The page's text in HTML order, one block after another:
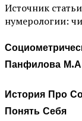
Источник
нумерологии:
Панфилова М.А
История Про
Понять Себя